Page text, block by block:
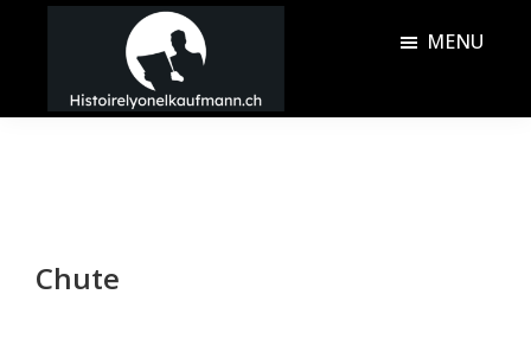
principal
barreHistoire
MENU
Chute